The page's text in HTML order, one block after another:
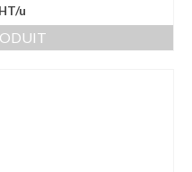
HT/u